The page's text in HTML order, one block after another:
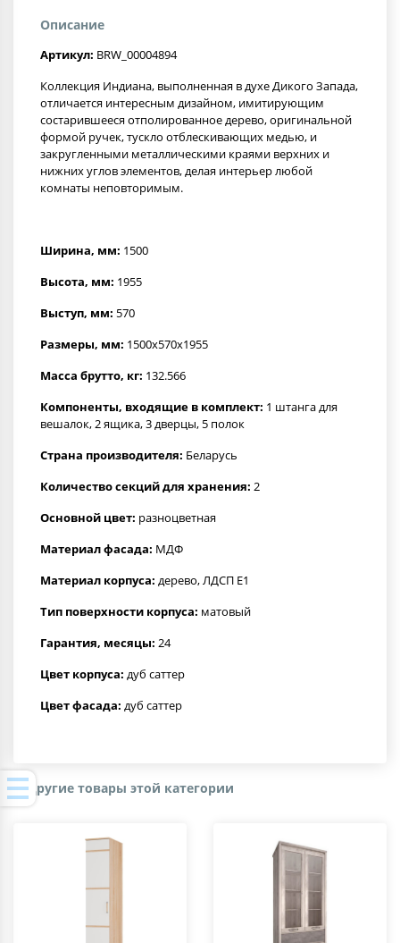
Описание
Артикул: BRW_00004894
Коллекция Индиана, выполненная в духе Дикого Запада,
отличается интересным дизайном, имитирующим
состарившееся отполированное дерево, оригинальной
формой ручек, тускло отблескивающих медью, и
закругленными металлическими краями верхних и
нижних углов элементов, делая интерьер любой
комнаты неповторимым.
Ширина, мм: 1500
Высота, мм: 1955
Выступ, мм: 570
Размеры, мм: 1500x570x1955
Масса брутто, кг: 132.566
Компоненты, входящие в комплект: 1 штанга для
вешалок, 2 ящика, 3 дверцы, 5 полок
Страна производителя: Беларусь
Количество секций для хранения: 2
Основной цвет: разноцветная
Материал фасада: МДФ
Материал корпуса: дерево, ЛДСП Е1
Тип поверхности корпуса: матовый
Гарантия, месяцы: 24
Цвет корпуса: дуб саттер
Цвет фасада: дуб саттер
Другие товары этой категории